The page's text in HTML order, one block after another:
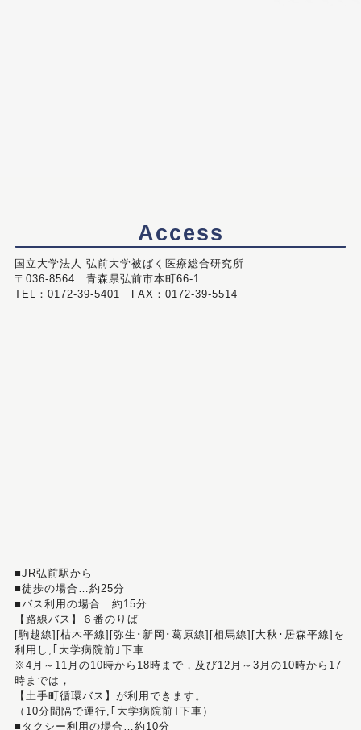
Access
国立大学法人 弘前大学被ばく医療総合研究所
〒036-8564 青森県弘前市本町66-1
TEL：0172-39-5401 FAX：0172-39-5514
■JR弘前駅から
■徒歩の場合…約25分
■バス利用の場合…約15分
【路線バス】６番のりば
[駒越線][枯木平線][弥生･新岡･葛原線][相馬線][大秋･居森平線]を
利用し,｢大学病院前｣下車
※4月～11月の10時から18時まで，及び12月～3月の10時から17
時までは，
【土手町循環バス】が利用できます。
（10分間隔で運行,｢大学病院前｣下車）
■タクシー利用の場合…約10分